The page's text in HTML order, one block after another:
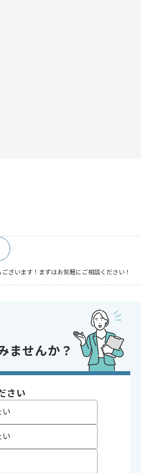
ざいます！まずはお気軽にご相談ください！
ませんか？
さい
い
い